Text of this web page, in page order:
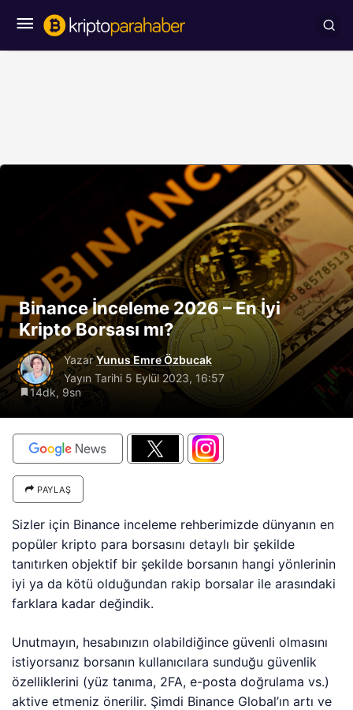
Binance İnceleme 2026 – En İyi
Kripto Borsası mı?
YazarYunus Emre Özbucak
Yayın Tarihi 5 Eylül 2023, 16:57
14dk, 9sn
PAYLAŞ
Sizler için Binance inceleme rehberimizde dünyanın en
popüler kripto para borsasını detaylı bir şekilde
tanıtırken objektif bir şekilde borsanın hangi yönlerinin
iyi ya da kötü olduğundan rakip borsalar ile arasındaki
farklara kadar değindik.
Unutmayın, hesabınızın olabildiğince güvenli olmasını
istiyorsanız borsanın kullanıcılara sunduğu güvenlik
özelliklerini (yüz tanıma, 2FA, e-posta doğrulama vs.)
aktive etmeniz önerilir. Şimdi Binance Global’ın artı ve